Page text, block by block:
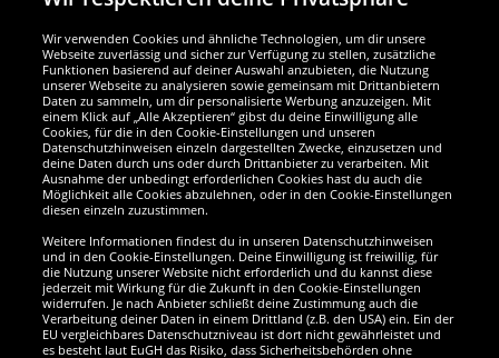
Wir sind ausgezeichnet
Werde SportSpar-Fan!
Wir verwenden Cookies und ähnliche Technologien, um dir unsere
Webseite zuverlässig und sicher zur Verfügung zu stellen, zusätzliche
Funktionen basierend auf deiner Auswahl anzubieten, die Nutzung
unserer Webseite zu analysieren sowie gemeinsam mit Drittanbietern
Daten zu sammeln, um dir personalisierte Werbung anzuzeigen. Mit
einem Klick auf „Alle Akzeptieren“ gibst du deine Einwilligung alle
Cookies, für die in den Cookie-Einstellungen und unseren
Datenschutzhinweisen einzeln dargestellten Zwecke, einzusetzen und
deine Daten durch uns oder durch Drittanbieter zu verarbeiten. Mit
Ausnahme der unbedingt erforderlichen Cookies hast du auch die
Möglichkeit alle Cookies abzulehnen, oder in den Cookie-Einstellungen
diesen einzeln zuzustimmen.
Weitere Informationen findest du in unseren Datenschutzhinweisen
und in den Cookie-Einstellungen. Deine Einwilligung ist freiwillig, für
die Nutzung unserer Website nicht erforderlich und du kannst diese
jederzeit mit Wirkung für die Zukunft in den Cookie-Einstellungen
widerrufen. Je nach Anbieter schließt deine Zustimmung auch die
Verarbeitung deiner Daten in einem Drittland (z.B. den USA) ein. Ein der
EU vergleichbares Datenschutzniveau ist dort nicht gewährleistet und
es besteht laut EuGH das Risiko, dass Sicherheitsbehörden ohne